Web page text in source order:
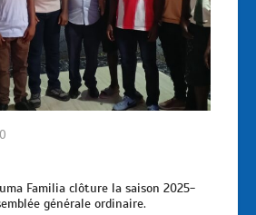
Familia clôture la saison 2025-
générale ordinaire.